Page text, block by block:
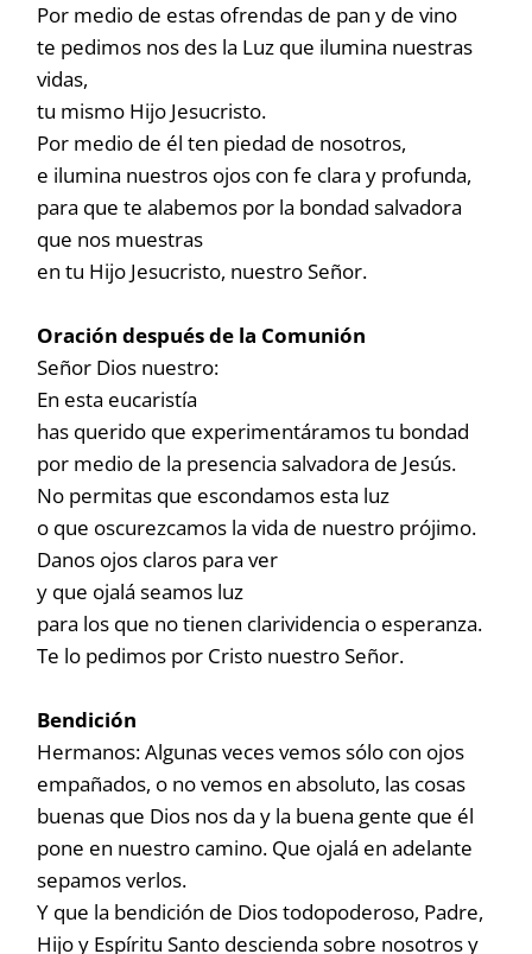
Por medio de estas ofrendas de pan y de vino
te pedimos nos des la Luz que ilumina nuestras
vidas,
tu mismo Hijo Jesucristo.
Por medio de él ten piedad de nosotros,
e ilumina nuestros ojos con fe clara y profunda,
para que te alabemos por la bondad salvadora
que nos muestras
en tu Hijo Jesucristo, nuestro Señor.
Oración después de la Comunión
Señor Dios nuestro:
En esta eucaristía
has querido que experimentáramos tu bondad
por medio de la presencia salvadora de Jesús.
No permitas que escondamos esta luz
o que oscurezcamos la vida de nuestro prójimo.
Danos ojos claros para ver
y que ojalá seamos luz
para los que no tienen clarividencia o esperanza.
Te lo pedimos por Cristo nuestro Señor.
Bendición
Hermanos: Algunas veces vemos sólo con ojos
empañados, o no vemos en absoluto, las cosas
buenas que Dios nos da y la buena gente que él
pone en nuestro camino. Que ojalá en adelante
sepamos verlos.
Y que la bendición de Dios todopoderoso, Padre,
Hijo y Espíritu Santo descienda sobre nosotros y